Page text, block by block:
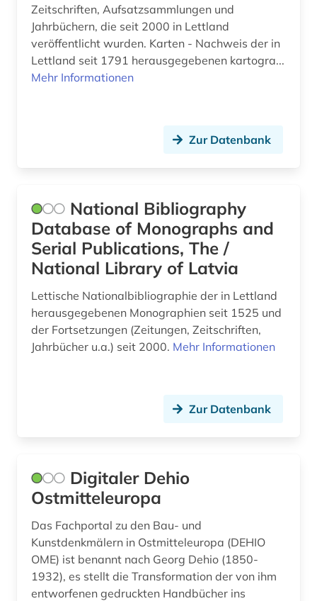
Zeitschriften, Aufsatzsammlungen und
Jahrbüchern, die seit 2000 in Lettland
veröffentlicht wurden. Karten - Nachweis der in
Lettland seit 1791 herausgegebenen kartogra...
Mehr Informationen
Zur Datenbank
National Bibliography
Database of Monographs and
Serial Publications, The /
National Library of Latvia
Lettische Nationalbibliographie der in Lettland
herausgegebenen Monographien seit 1525 und
der Fortsetzungen (Zeitungen, Zeitschriften,
Jahrbücher u.a.) seit 2000. Mehr Informationen
Zur Datenbank
Digitaler Dehio
Ostmitteleuropa
Das Fachportal zu den Bau- und
Kunstdenkmälern in Ostmitteleuropa (DEHIO
OME) ist benannt nach Georg Dehio (1850-
1932), es stellt die Transformation der von ihm
entworfenen gedruckten Handbücher ins